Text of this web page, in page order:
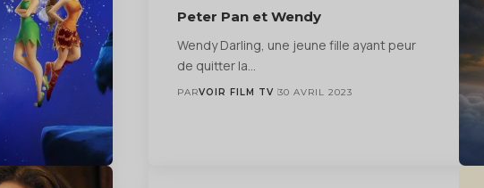
Peter Pan et Wendy
Wendy Darling, une jeune fille ayant peur
de quitter la…
PARVOIR FILM TV 30 AVRIL 2023